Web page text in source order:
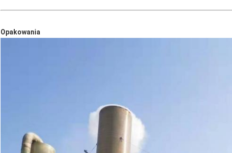
Opakowania